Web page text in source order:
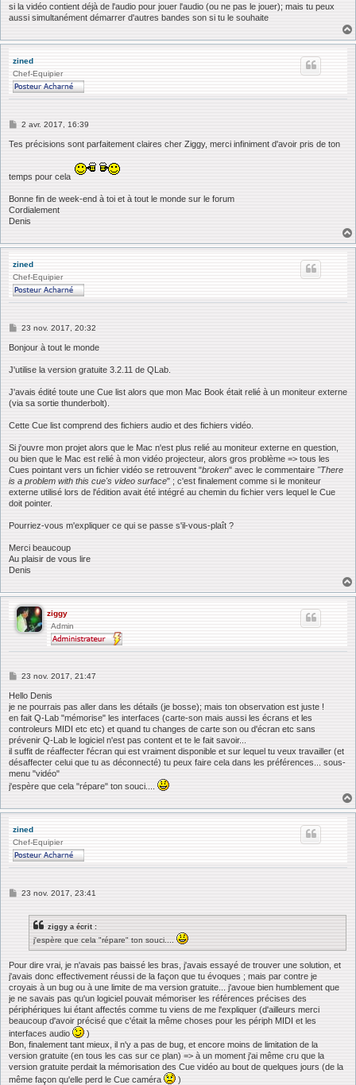
si la vidéo contient déjà de l'audio pour jouer l'audio (ou ne pas le jouer); mais tu peux
aussi simultanément démarrer d'autres bandes son si tu le souhaite
zined
Chef-Equipier
M
s
e
2 avr. 2017, 16:39
Tes précisions sont parfaitement claires cher Ziggy, merci infiniment d'avoir pris de ton
temps pour cela
Bonne fin de week-end à toi et à tout le monde sur le forum
Cordialement
Denis
zined
Chef-Equipier
M
s
a
g
23 nov. 2017, 20:32
Bonjour à tout le monde
J'utilise la version gratuite 3.2.11 de QLab.
J'avais édité toute une Cue list alors que mon Mac Book était relié à un moniteur externe
(via sa sortie thunderbolt).
Cette Cue list comprend des fichiers audio et des fichiers vidéo.
Si j'ouvre mon projet alors que le Mac n'est plus relié au moniteur externe en question,
ou bien que le Mac est relié à mon vidéo projecteur, alors gros problème => tous les
Cues pointant vers un fichier vidéo se retrouvent "broken" avec le commentaire "There
is a problem with this cue's video surface" ; c'est finalement comme si le moniteur
externe utilisé lors de l'édition avait été intégré au chemin du fichier vers lequel le Cue
doit pointer.
Pourriez-vous m'expliquer ce qui se passe s'il-vous-plaît ?
Merci beaucoup
Au plaisir de vous lire
Denis
ziggy
Admin
M
s
s
a
g
e
23 nov. 2017, 21:47
Hello Denis
je ne pourrais pas aller dans les détails (je bosse); mais ton observation est juste !
en fait Q-Lab "mémorise" les interfaces (carte-son mais aussi les écrans et les
controleurs MIDI etc etc) et quand tu changes de carte son ou d'écran etc sans
prévenir Q-Lab le logiciel n'est pas content et te le fait savoir...
il suffit de réaffecter l'écran qui est vraiment disponible et sur lequel tu veux travailler (et
désaffecter celui que tu as déconnecté) tu peux faire cela dans les préférences... sous-
menu "vidéo"
j'espère que cela "répare" ton souci....
zined
Chef-Equipier
M23 nov. 2017, 23:41
ziggy a écrit :
j'espère que cela "répare" ton souci....
Pour dire vrai, je n'avais pas baissé les bras, j'avais essayé de trouver une solution, et
j'avais donc effectivement réussi de la façon que tu évoques ; mais par contre je
croyais à un bug ou à une limite de ma version gratuite... j'avoue bien humblement que
je ne savais pas qu'un logiciel pouvait mémoriser les références précises des
périphériques lui étant affectés comme tu viens de me l'expliquer (d'ailleurs merci
beaucoup d'avoir précisé que c'était la même choses pour les périph MIDI et les
interfaces audio
)
Bon, finalement tant mieux, il n'y a pas de bug, et encore moins de limitation de la
version gratuite (en tous les cas sur ce plan) => à un moment j'ai même cru que la
version gratuite perdait la mémorisation des Cue vidéo au bout de quelques jours (de la
même façon qu'elle perd le Cue caméra
)